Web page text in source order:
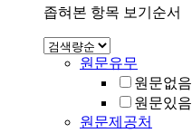
좁혀본 항목 보기순서
원문유무
원문없음
원문있음
원문제공처